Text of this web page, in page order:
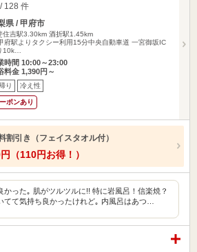
128 件
県 / 甲府市
住吉駅3.30km 酒折駅1.45km
府駅よりタクシー利用15分中央自動車道 一宮御坂IC
10k…
時間 10:00～23:00
料金 1,390円～
り 冷え性
ポンあり
割引き（フェイスタオル付）
（110円お得！）
かった｡ 肌がツルツルに!! 特に岩風呂！信楽焼？
てて気持ち良かったけれど｡ 内風呂はあつ…